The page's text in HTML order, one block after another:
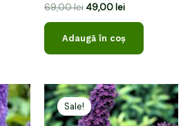
Evaluat
0
69,00lei 49,00 lei
Adaugă în coș
Sale!
Sale!
Prețul
inițial
a
Prețul
curent
este: